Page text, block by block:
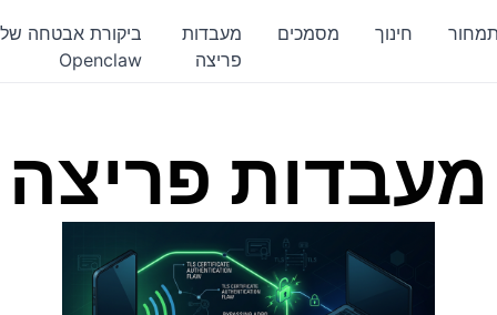
חינוך מסמכים
מעבדות
פריצה
ביקורת אבטחה של
Openclaw
מעבדות פריצה